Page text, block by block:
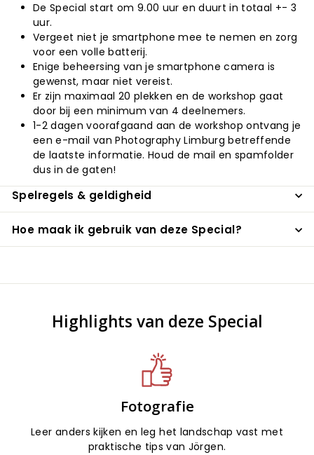
De Special start om 9.00 uur en duurt in totaal +- 3
uur.
Vergeet niet je smartphone mee te nemen en zorg
voor een volle batterij.
Enige beheersing van je smartphone camera is
gewenst, maar niet vereist.
Er zijn maximaal 20 plekken en de workshop gaat
door bij een minimum van 4 deelnemers.
1-2 dagen voorafgaand aan de workshop ontvang je
een e-mail van Photography Limburg betreffende
de laatste informatie. Houd de mail en spamfolder
dus in de gaten!
Spelregels & geldigheid
Hoe maak ik gebruik van deze Special?
Highlights van deze Special
Fotografie
Leer anders kijken en leg het landschap vast met
praktische tips van Jörgen.